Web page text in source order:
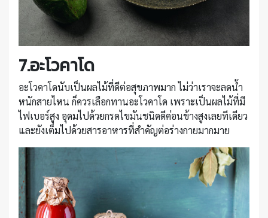
7.อะโวคาโด
อะโวคาโดนับเป็นผลไม้ที่ดีต่อสุขภาพมาก ไม่ว่าเราจะลดน้ำ
หนักสายไหน ก็ควรเลือกทานอะโวคาโด เพราะเป็นผลไม้ที่มี
ไฟเบอร์สูง อุดมไปด้วยกรดไขมันชนิดดีค่อนข้างสูงเลยทีเดียว
และยังเต็มไปด้วยสารอาหารที่สำคัญต่อร่างกายมากมาย